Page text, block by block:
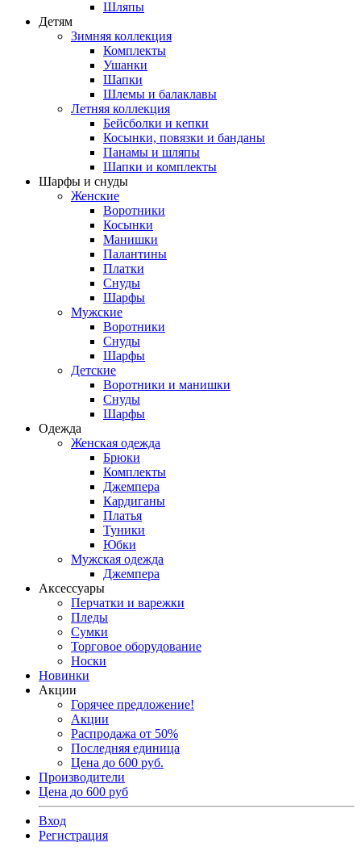
Шляпы
Детям
Зимняя коллекция
Комплекты
Ушанки
Шапки
Шлемы и балаклавы
Летняя коллекция
Бейсболки и кепки
Косынки, повязки и банданы
Панамы и шляпы
Шапки и комплекты
Шарфы и снуды
Женские
Воротники
Косынки
Манишки
Палантины
Платки
Снуды
Шарфы
Мужские
Воротники
Снуды
Шарфы
Детские
Воротники и манишки
Снуды
Шарфы
Одежда
Женская одежда
Брюки
Комплекты
Джемпера
Кардиганы
Платья
Туники
Юбки
Мужская одежда
Джемпера
Аксессуары
Перчатки и варежки
Пледы
Сумки
Торговое оборудование
Носки
Новинки
Акции
Горячее предложение!
Акции
Распродажа от 50%
Последняя единица
Цена до 600 руб.
Производители
Цена до 600 руб
Вход
Регистрация